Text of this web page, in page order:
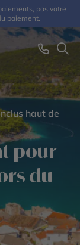
pas votre
paiement.
haut de
pour
du